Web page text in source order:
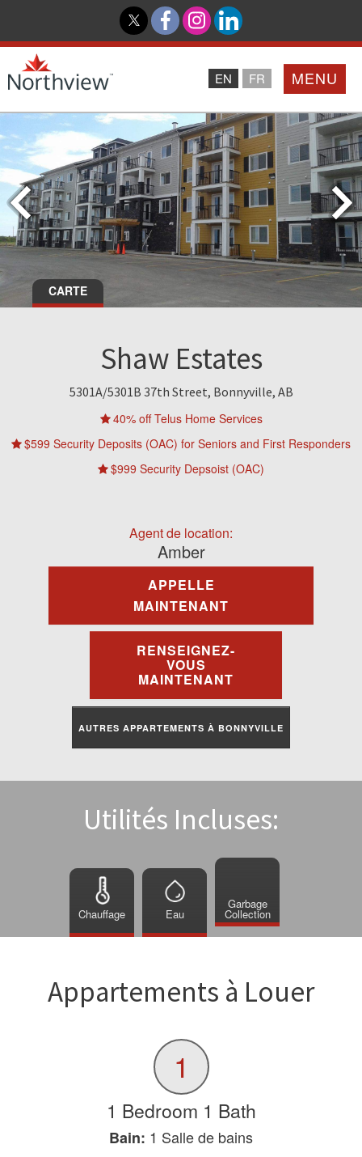
MENU
EN FR
Accueil
Partenaires
Northview PROMISE
Investisseurs
À Louer
Commercial
Contactez-Nous
CARTE
Shaw Estates
5301A/5301B 37th Street, Bonnyville, AB
40% off Telus Home Services
$599 Security Deposits (OAC) for Seniors and First Responders
$999 Security Depsoist (OAC)
Agent de location:
Amber
APPELLE
MAINTENANT
RENSEIGNEZ-
VOUS
MAINTENANT
AUTRES APPARTEMENTS À BONNYVILLE
Utilités Incluses:
Chauffage Eau
Garbage
Collection
Appartements à Louer
1
1 Bedroom 1 Bath
Bain: 1 Salle de bains